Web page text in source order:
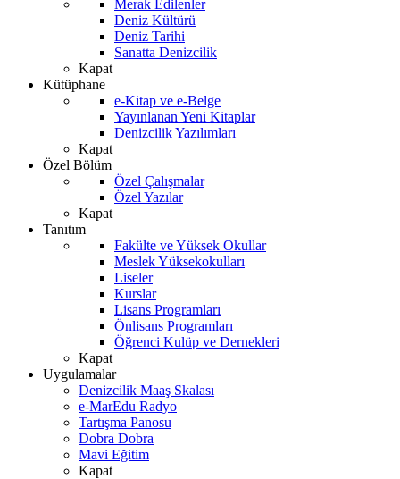
Merak Edilenler
Deniz Kültürü
Deniz Tarihi
Sanatta Denizcilik
Kapat
Kütüphane
e-Kitap ve e-Belge
Yayınlanan Yeni Kitaplar
Denizcilik Yazılımları
Kapat
Özel Bölüm
Özel Çalışmalar
Özel Yazılar
Kapat
Tanıtım
Fakülte ve Yüksek Okullar
Meslek Yüksekokulları
Liseler
Kurslar
Lisans Programları
Önlisans Programları
Öğrenci Kulüp ve Dernekleri
Kapat
Uygulamalar
Denizcilik Maaş Skalası
e-MarEdu Radyo
Tartışma Panosu
Dobra Dobra
Mavi Eğitim
Kapat